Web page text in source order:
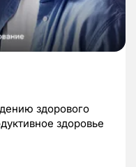
здорового
здоровье